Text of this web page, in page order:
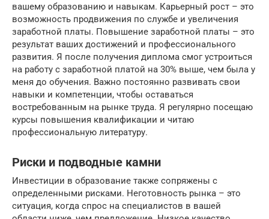
вашему образованию и навыкам. Карьерный рост – это
возможность продвижения по службе и увеличения
заработной платы. Повышение заработной платы – это
результат ваших достижений и профессионального
развития. Я после получения диплома смог устроиться
на работу с заработной платой на 30% выше, чем была у
меня до обучения. Важно постоянно развивать свои
навыки и компетенции, чтобы оставаться
востребованным на рынке труда. Я регулярно посещаю
курсы повышения квалификации и читаю
профессиональную литературу.
Риски и подводные камни
Инвестиции в образование также сопряжены с
определенными рисками. Неготовность рынка – это
ситуация, когда спрос на специалистов в вашей